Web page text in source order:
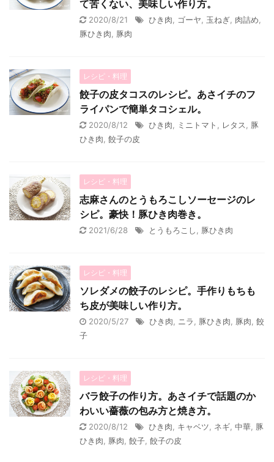
て苦くない、美味しい作り方。
2020/8/21 ひき肉 ゴーヤ 玉ねぎ 肉詰め
豚ひき肉
豚肉
レシピ・料理
餃子の皮タコスのレシピ。あさイチのフ
ライパンで簡単タコシェル。
2020/8/12 ひき肉 ミニトマト レタス
豚
ひき肉 餃子の皮
レシピ・料理
志麻さんのとうもろこしソーセージのレ
シピ。豪快！豚ひき肉巻き。
2021/6/28 とうもろこし 豚ひき肉
レシピ・料理
ソレダメの餃子のレシピ。手作りもちも
ち皮が美味しい作り方。
2020/5/27 ひき肉 ニラ 豚ひき肉 豚肉 餃
子
レシピ・料理
バラ餃子の作り方。あさイチで話題のか
わいい薔薇の包み方と焼き方。
2020/8/12 ひき肉 キャベツ ネギ 中華 豚
ひき肉
豚肉 餃子 餃子の皮